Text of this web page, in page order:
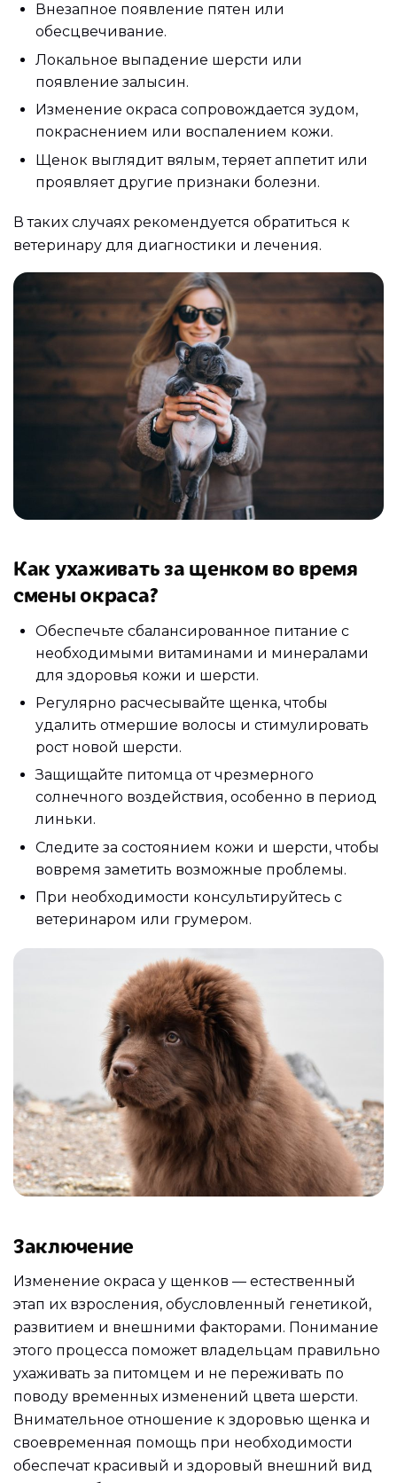
Внезапное появление пятен или
обесцвечивание.
Локальное выпадение шерсти или
появление залысин.
Изменение окраса сопровождается зудом,
покраснением или воспалением кожи.
Щенок выглядит вялым, теряет аппетит или
проявляет другие признаки болезни.
В таких случаях рекомендуется обратиться к
ветеринару для диагностики и лечения.
Как ухаживать за щенком во время
смены окраса?
Обеспечьте сбалансированное питание с
необходимыми витаминами и минералами
для здоровья кожи и шерсти.
Регулярно расчесывайте щенка, чтобы
удалить отмершие волосы и стимулировать
рост новой шерсти.
Защищайте питомца от чрезмерного
солнечного воздействия, особенно в период
линьки.
Следите за состоянием кожи и шерсти, чтобы
вовремя заметить возможные проблемы.
При необходимости консультируйтесь с
ветеринаром или грумером.
Заключение
Изменение окраса у щенков — естественный
этап их взросления, обусловленный генетикой,
развитием и внешними факторами. Понимание
этого процесса поможет владельцам правильно
ухаживать за питомцем и не переживать по
поводу временных изменений цвета шерсти.
Внимательное отношение к здоровью щенка и
своевременная помощь при необходимости
обеспечат красивый и здоровый внешний вид